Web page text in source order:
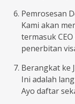
Pemrosesan
Kami akan
termasuk
penerbitan
Berangkat ke
Ini adalah
Ayo daftar